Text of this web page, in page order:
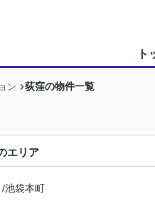
ト
ン 荻窪の物件一覧
エリア
/池袋本町